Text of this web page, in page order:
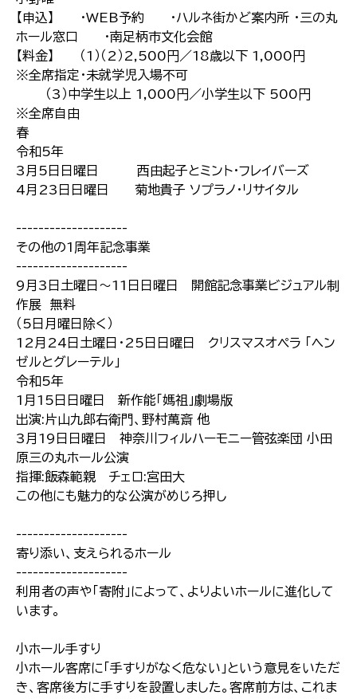
【申込】 ・WEB予約 ・ハルネ街かど案内所 ・三の丸
ホール窓口 ・南足柄市文化会館
【料金】 （1）（2）2,500円／18歳以下 1,000円
※全席指定・未就学児入場不可
（3）中学生以上 1,000円／小学生以下 500円
※全席自由
春
令和5年
3月5日日曜日 西由起子とミント・フレイバーズ
4月23日日曜日 菊地貴子 ソプラノ・リサイタル
--------------------
その他の1周年記念事業
--------------------
9月3日土曜日～11日日曜日 開館記念事業ビジュアル制
作展 無料
（5日月曜日除く）
12月24日土曜日・25日日曜日 クリスマスオペラ 「ヘン
ゼルとグレーテル」
令和5年
1月15日日曜日 新作能「媽祖」劇場版
出演:片山九郎右衛門、野村萬斎 他
3月19日日曜日 神奈川フィルハーモニー管弦楽団 小田
原三の丸ホール公演
指揮:飯森範親 チェロ:宮田大
この他にも魅力的な公演がめじろ押し
--------------------
寄り添い、支えられるホール
--------------------
利用者の声や「寄附」によって、よりよいホールに進化して
います。
小ホール手すり
小ホール客席に「手すりがなく危ない」という意見をいただ
き、客席後方に手すりを設置しました。客席前方は、これま